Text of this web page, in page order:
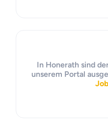
In Honerath sind
unserem Portal